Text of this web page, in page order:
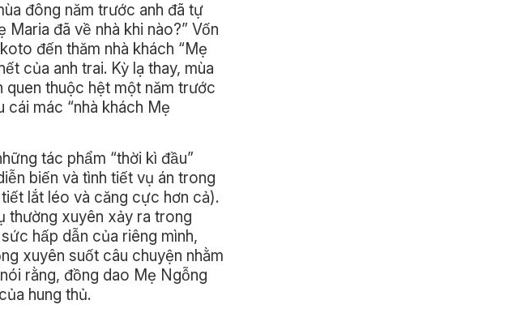
đông năm trước anh đã tự
đã về nhà khi nào?” Vốn
đến thăm nhà khách “Mẹ
của anh trai. Kỳ lạ thay, mùa
quen thuộc hệt một năm trước
cái mác “nhà khách Mẹ
tác phẩm “thời kì đầu”
biến và tình tiết vụ án trong
lắt léo và căng cực hơn cả).
thường xuyên xảy ra trong
hấp dẫn của riêng mình,
xuyên suốt câu chuyện nhằm
rằng, đồng dao Mẹ Ngỗng
hung thủ.